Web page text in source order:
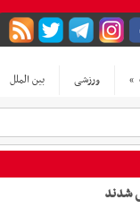
» ورزشی بین الملل
شدند